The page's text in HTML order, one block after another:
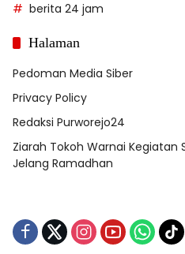
berita 24 jam
Halaman
Pedoman Media Siber
Privacy Policy
Redaksi Purworejo24
Ziarah Tokoh Warnai Kegiatan
Jelang Ramadhan